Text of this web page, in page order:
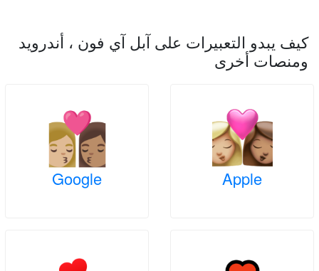
كيف يبدو التعبيرات على آبل آي فون ، أندرويد
ومنصات أخرى
Apple
Google